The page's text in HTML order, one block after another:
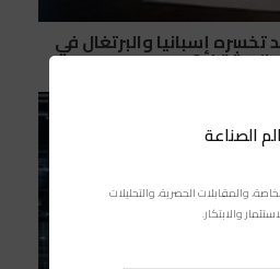
الذي قد تخسره إسبانيا والبرتغال في
المشترك؟
الصناعة
والمقابلات الحصرية، والتحليلات
والابتكار.